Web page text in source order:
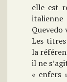
elle est
italienne
Quevedo
Les
la
il ne
« enfers